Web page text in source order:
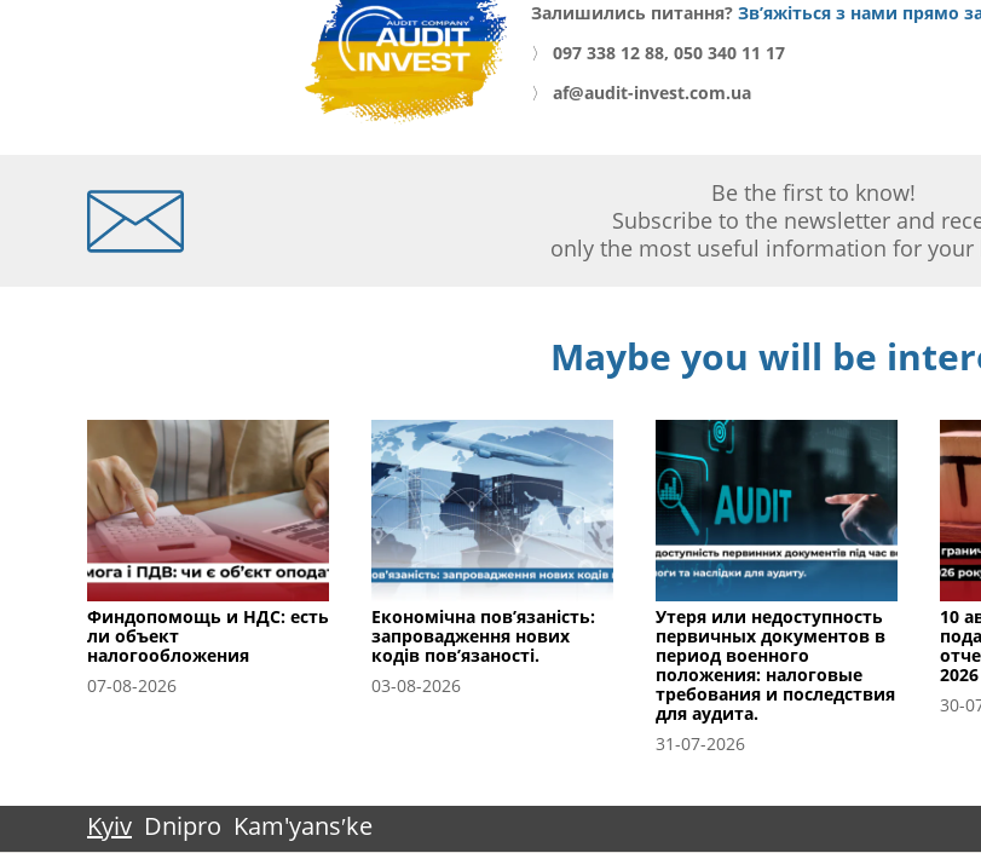
Залишились питання? Зв’яжіться з нами прямо
〉
097 338 12 88, 050 340 11 17
〉
af@audit-invest.com.ua
Be the first to know!
Subscribe to the newsletter and
only the most useful information for your
Maybe you will be
Финдопомощь и НДС: есть
ли объект
налогообложения
07-08-2026
Економічна пов’язаність:
запровадження нових
кодів пов’язаності.
03-08-2026
Утеря или недоступность
первичных документов в
период военного
положения: налоговые
требования и последствия
для аудита.
31-07-2026
10
30-
Kyiv Dnipro Kam'yansʹke